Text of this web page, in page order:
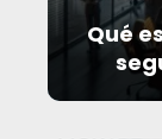
Qué